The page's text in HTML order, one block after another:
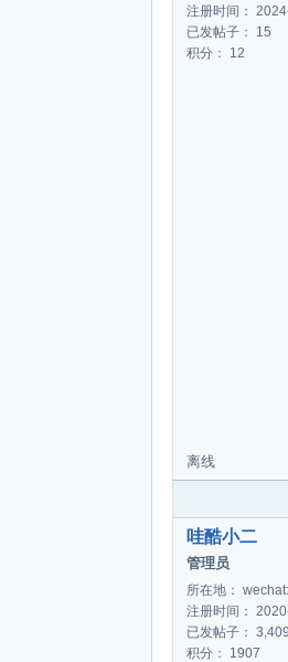
注册时间：
已发帖子： 15
积分： 12
离线
哇酷小二
管理员
所在地：
注册时间：
已发帖子： 3,409
积分： 1907